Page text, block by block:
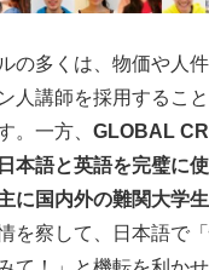
の多くは、物価や人
人講師を採用するこ
。一方、 GLOBAL
本語と英語を完璧に
に国内外の難関大学生
を察して、日本語で